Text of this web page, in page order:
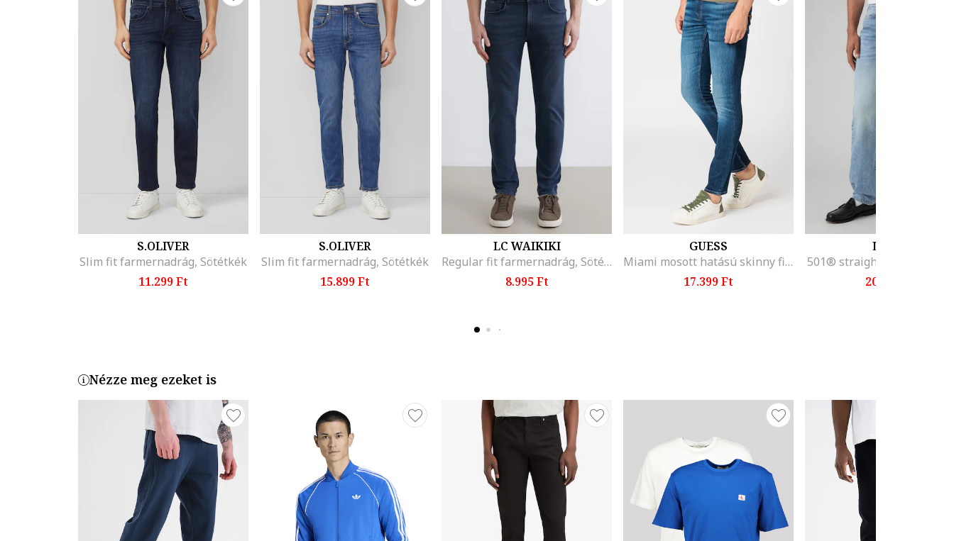
S.OLIVER
Slim fit farmernadrág, Sötétkék
11.299 Ft
S.OLIVER
Slim fit farmernadrág, Sötétkék
15.899 Ft
LC WAIKIKI
Regular fit farmernadrág, Sötétkék
8.995 Ft
GUESS
Miami mosott hatású skinny fit farmernadrág, Sötétkék
17.399 Ft
LEVI'S
501® straight fit
20.399 Ft
Nézze meg ezeket is